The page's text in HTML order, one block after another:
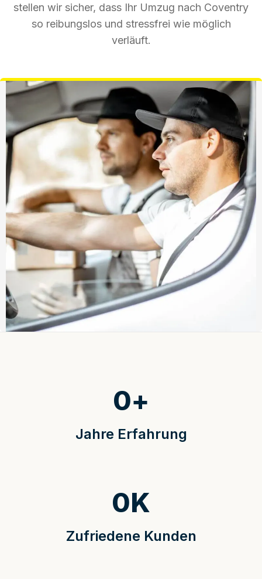
stellen wir sicher, dass Ihr Umzug nach Coventry
so reibungslos und stressfrei wie möglich
verläuft.
Jahre Erfahrung
0+
Zufriedene Kunden
0K